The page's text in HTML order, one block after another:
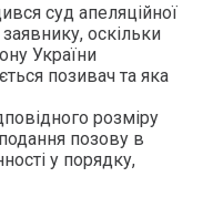
суд апеляційної
оскільки
України
позивач та яка
розміру
позову в
у порядку,